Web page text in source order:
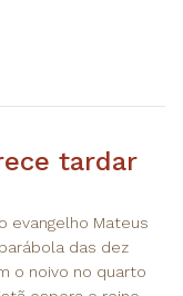
tardar
evangelho Mateus
das dez
o noivo no quarto